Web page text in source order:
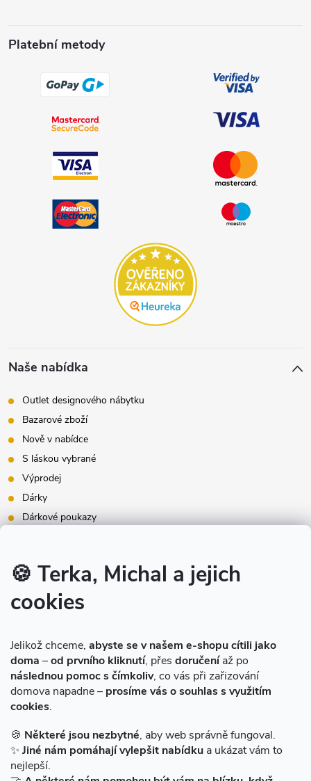
🍪 Terka, Michal a jejich
cookies
Jelikož chceme, abyste se v našem e-shopu cítili jako
doma –od prvního kliknutí, přes doručeníaž po
následnou pomoc s čímkoliv, co vás při zařizování
domova napadne – prosíme vás o souhlas s využitím
cookies.
🍪 Některé jsou nezbytné, aby web správně fungoval.
✨ Jiné nám pomáhají vylepšit nabídku a ukázat vám to
nejlepší.
Platební metody
Naše nabídka
Outlet designového nábytku
Bazarové zboží
Nově v nabídce
S láskou vybrané
Výprodej
Dárky
Dárkové poukazy
Instagram
Facebook